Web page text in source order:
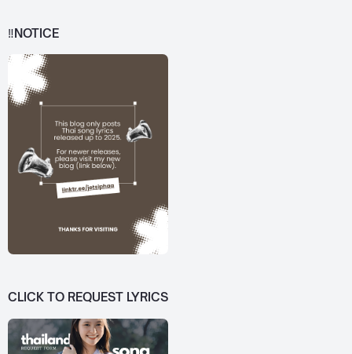
‼️NOTICE
CLICK TO REQUEST LYRICS